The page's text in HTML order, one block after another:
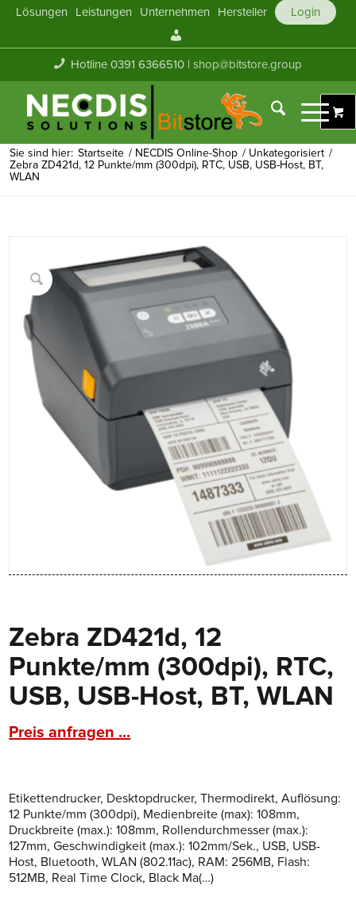
Lösungen Leistungen Unternehmen Hersteller
Login
Konto
Hotline 0391 6366510 |shop@bitstore.group
Sie sind hier: Startseite / NECDIS Online-Shop / Unkategorisiert /
Zebra ZD421d, 12 Punkte/mm (300dpi), RTC, USB, USB-Host, BT,
WLAN
Zebra ZD421d, 12
Punkte/mm (300dpi), RTC,
USB, USB-Host, BT, WLAN
Preis anfragen ...
Etikettendrucker, Desktopdrucker, Thermodirekt, Auflösung:
12 Punkte/mm (300dpi), Medienbreite (max): 108mm,
Druckbreite (max.): 108mm, Rollendurchmesser (max.):
127mm, Geschwindigkeit (max.): 102mm/Sek., USB, USB-
Host, Bluetooth, WLAN (802.11ac), RAM: 256MB, Flash:
512MB, Real Time Clock, Black Ma(…)